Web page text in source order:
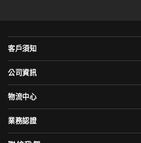
客戶須知
公司資訊
物流中心
業務認證